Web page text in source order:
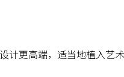
计更高端，适当地植入艺
计结合